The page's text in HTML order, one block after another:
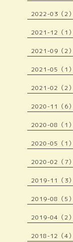
2022-03（2）
2021-12（1）
2021-09（2）
2021-05（1）
2021-02（2）
2020-11（6）
2020-08（1）
2020-05（1）
2020-02（7）
2019-11（3）
2019-08（5）
2019-04（2）
2018-12（4）